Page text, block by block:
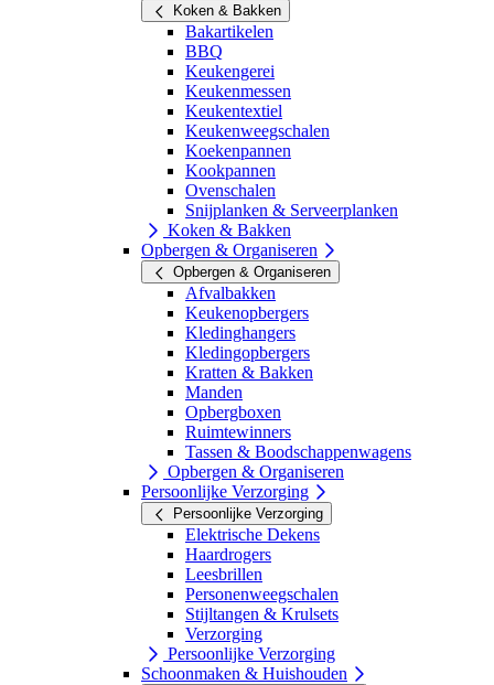
Koken & Bakken
Bakartikelen
BBQ
Keukengerei
Keukenmessen
Keukentextiel
Keukenweegschalen
Koekenpannen
Kookpannen
Ovenschalen
Snijplanken & Serveerplanken
Koken & Bakken
Opbergen & Organiseren
Opbergen & Organiseren
Afvalbakken
Keukenopbergers
Kledinghangers
Kledingopbergers
Kratten & Bakken
Manden
Opbergboxen
Ruimtewinners
Tassen & Boodschappenwagens
Opbergen & Organiseren
Persoonlijke Verzorging
Persoonlijke Verzorging
Elektrische Dekens
Haardrogers
Leesbrillen
Personenweegschalen
Stijltangen & Krulsets
Verzorging
Persoonlijke Verzorging
Schoonmaken & Huishouden